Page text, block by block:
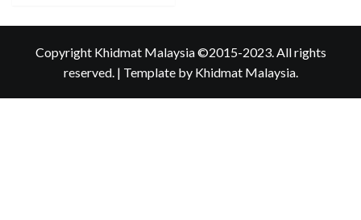
Copyright Khidmat Malaysia ©2015-2023. All rights
reserved. | Templateby Khidmat Malaysia.